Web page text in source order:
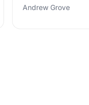
Andrew Grove